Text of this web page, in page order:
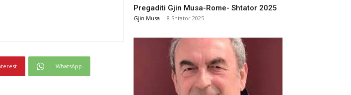
WhatsApp
Pregaditi Gjin Musa-Rome- Shtator 2025
Gjin Musa - 8 Shtator 2025